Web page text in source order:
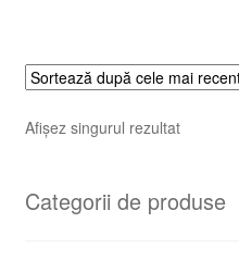
Afișez singurul rezultat
Categorii de produse